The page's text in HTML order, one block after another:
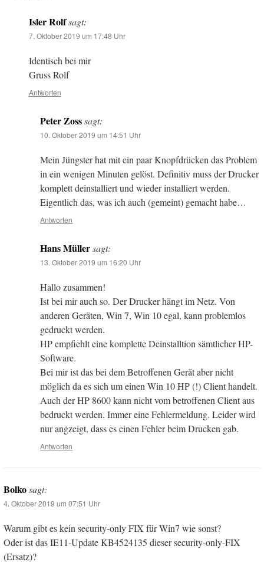
Isler Rolf sagt:
7. Oktober 2019 um 17:48 Uhr
Identisch bei mir
Gruss Rolf
Antworten
Peter Zosssagt:
10. Oktober 2019 um 14:51 Uhr
Mein Jüngster hat mit ein paar Knopfdrücken das Problem
in ein wenigen Minuten gelöst. Definitiv muss der Drucker
komplett deinstalliert und wieder installiert werden.
Eigentlich das, was ich auch (gemeint) gemacht habe…
Antworten
Hans Müllersagt:
13. Oktober 2019 um 16:20 Uhr
Hallo zusammen!
Ist bei mir auch so. Der Drucker hängt im Netz. Von
anderen Geräten, Win 7, Win 10 egal, kann problemlos
gedruckt werden.
HP empfiehlt eine komplette Deinstalltion sämtlicher HP-
Software.
Bei mir ist das bei dem Betroffenen Gerät aber nicht
möglich da es sich um einen Win 10 HP (!) Client handelt.
Auch der HP 8600 kann nicht vom betroffenen Client aus
bedruckt werden. Immer eine Fehlermeldung. Leider wird
nur angzeigt, dass es einen Fehler beim Drucken gab.
Antworten
Bolkosagt:
4. Oktober 2019 um 07:51 Uhr
Warum gibt es kein security-only FIX für Win7 wie sonst?
Oder ist das IE11-Update KB4524135 dieser security-only-FIX
(Ersatz)?